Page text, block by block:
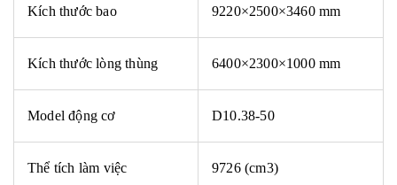
Kích thước bao 9220×2500×3460 mm
Kích thước lòng thùng 6400×2300×1000 mm
Model động cơ D10.38-50
Thể tích làm việc 9726 (cm3)